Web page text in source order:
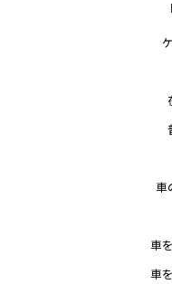
車
車
車